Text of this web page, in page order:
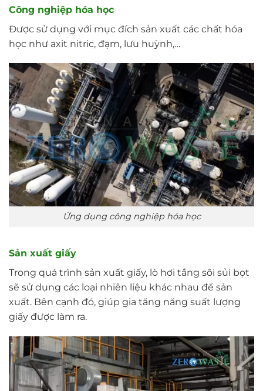
Công nghiệp hóa học
Được sử dụng với mục đích sản xuất các chất hóa
học như axit nitric, đạm, lưu huỳnh,…
Ứng dụng công nghiệp hóa học
Sản xuất giấy
Trong quá trình sản xuất giấy, lò hơi tầng sôi sủi bọt
sẽ sử dụng các loại nhiên liệu khác nhau để sản
xuất. Bên cạnh đó, giúp gia tăng năng suất lượng
giấy được làm ra.